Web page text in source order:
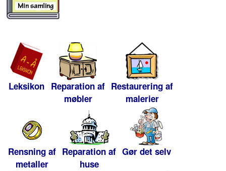
Leksikon Reparation af
møbler
Restaurering af
malerier
Rensning af
metaller
Reparation af
huse
Gør det selv